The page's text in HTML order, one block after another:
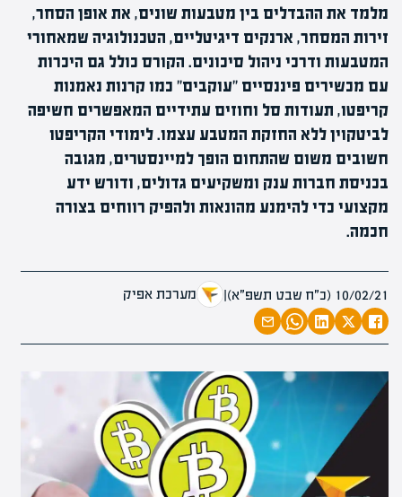
מלמד את ההבדלים בין מטבעות שונים, את אופן הסחר,
זירות המסחר, ארנקים דיגיטליים, הטכנולוגיה שמאחורי
המטבעות ודרכי ניהול סיכונים. הקורס כולל גם היכרות
עם מכשירים פיננסיים "עוקבים" כמו קרנות נאמנות
קריפטו, תעודות סל וחוזים עתידיים המאפשרים חשיפה
לביטקוין ללא החזקת המטבע עצמו. לימודי הקריפטו
חשובים משום שהתחום הופך למיינסטרים, מגובה
בכניסת חברות ענק ומשקיעים גדולים, ודורש ידע
מקצועי כדי להימנע מהונאות ולהפיק רווחים בצורה
חכמה.
10/02/21 (כ״ח שבט תשפ״א) | מערכת אפיק